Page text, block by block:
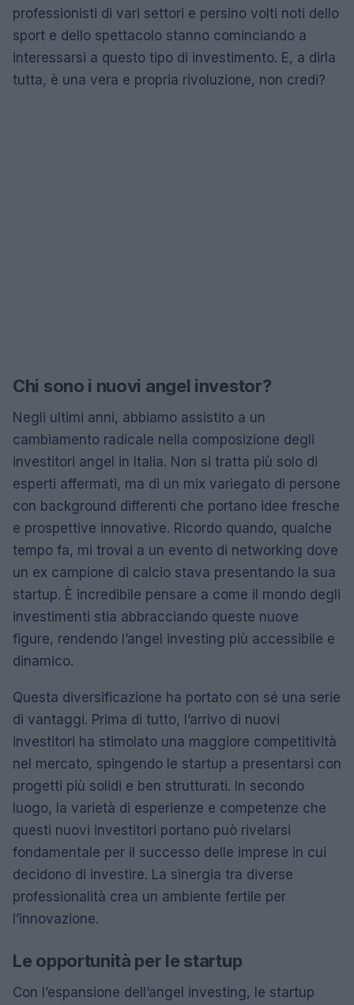
professionisti di vari settori e persino volti noti dello
sport e dello spettacolo stanno cominciando a
interessarsi a questo tipo di investimento. E, a dirla
tutta, è una vera e propria rivoluzione, non credi?
Chi sono i nuovi angel investor?
Negli ultimi anni, abbiamo assistito a un
cambiamento radicale nella composizione degli
investitori angel in Italia. Non si tratta più solo di
esperti affermati, ma di un mix variegato di persone
con background differenti che portano idee fresche
e prospettive innovative. Ricordo quando, qualche
tempo fa, mi trovai a un evento di networking dove
un ex campione di calcio stava presentando la sua
startup. È incredibile pensare a come il mondo degli
investimenti stia abbracciando queste nuove
figure, rendendo l’angel investing più accessibile e
dinamico.
Questa diversificazione ha portato con sé una serie
di vantaggi. Prima di tutto, l’arrivo di nuovi
investitori ha stimolato una maggiore competitività
nel mercato, spingendo le startup a presentarsi con
progetti più solidi e ben strutturati. In secondo
luogo, la varietà di esperienze e competenze che
questi nuovi investitori portano può rivelarsi
fondamentale per il successo delle imprese in cui
decidono di investire. La sinergia tra diverse
professionalità crea un ambiente fertile per
l’innovazione.
Le opportunità per le startup
Con l’espansione dell’angel investing, le startup